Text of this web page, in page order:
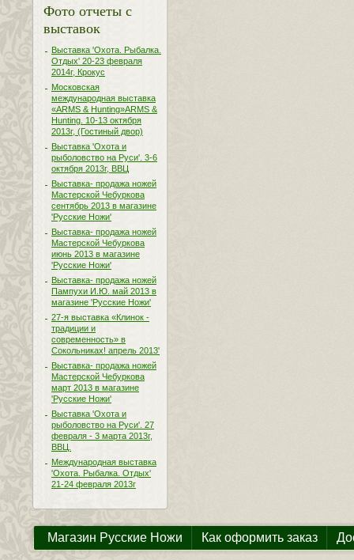
Фото отчеты с
выставок
Выставка 'Охота. Рыбалка.
Отдых' 20-23 февраля
2014г, Крокус
Московская
международная выставка
«ARMS & Hunting»ARMS &
Hunting. 10-13 октября
2013г, (Гостиный двор)
Выставка 'Охота и
рыболовство на Руси'. 3-6
октября 2013г, ВВЦ
Выставка- продажа ножей
Мастерской Чебуркова
сентябрь 2013 в магазине
'Русские Ножи'
Выставка- продажа ножей
Мастерской Чебуркова
июнь 2013 в магазине
'Русские Ножи'
Выставка- продажа ножей
Пампухи И.Ю. май 2013 в
магазине 'Русские Ножи'
27-я выставка «Клинок -
традиции и
современность» в
Сокольниках! апрель 2013'
Выставка- продажа ножей
Мастерской Чебуркова
март 2013 в магазине
'Русские Ножи'
Выставка 'Охота и
рыболовство на Руси'. 27
февраля - 3 марта 2013г,
ВВЦ.
Международная выставка
'Охота. Рыбалка. Отдых'
21-24 февраля 2013г
Магазин Русские Ножи Как оформить заказ